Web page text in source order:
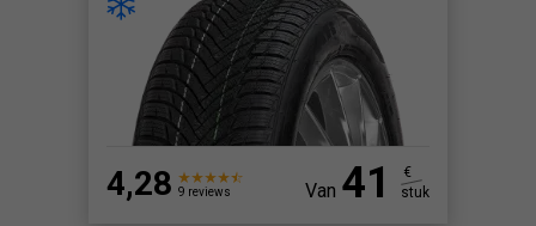
4,28 9 reviews Van 41
€
stuk